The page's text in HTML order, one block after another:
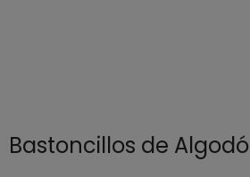
Bastoncillos de